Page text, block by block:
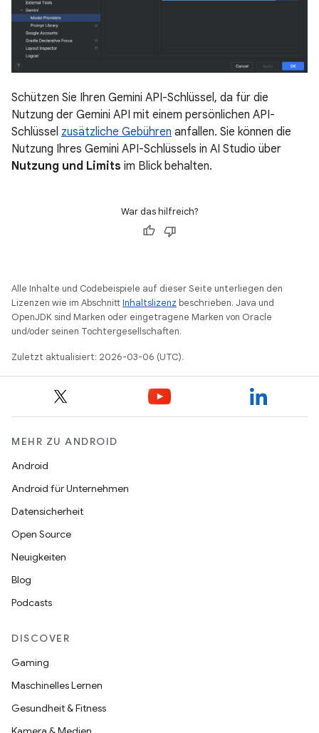
Schützen Sie Ihren Gemini API-Schlüssel, da für die
Nutzung der Gemini API mit einem persönlichen API-
Schlüssel zusätzliche Gebühren anfallen. Sie können die
Nutzung Ihres Gemini API-Schlüssels in AI Studio über
Nutzung und Limits im Blick behalten.
War das hilfreich?
Alle Inhalte und Codebeispiele auf dieser Seite unterliegen den
Lizenzen wie im AbschnittInhaltslizenz beschrieben. Java und
OpenJDK sind Marken oder eingetragene Marken von Oracle
und/oder seinen Tochtergesellschaften.
Zuletzt aktualisiert: 2026-03-06 (UTC).
MEHR ZU ANDROID
Android
Android für Unternehmen
Datensicherheit
Open Source
Neuigkeiten
Blog
Podcasts
DISCOVER
Gaming
Maschinelles Lernen
Gesundheit & Fitness